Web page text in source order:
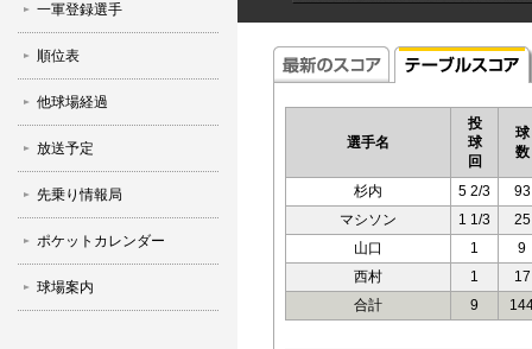
一軍登録選手
順位表
他球場経過
放送予定
先乗り情報局
ポケットカレンダー
球場案内
選手名
投
球
回
球
数
杉内 5 2/3
93
マシソン
1 1/3
25
山口
1
9
西村
1
17
合計
9